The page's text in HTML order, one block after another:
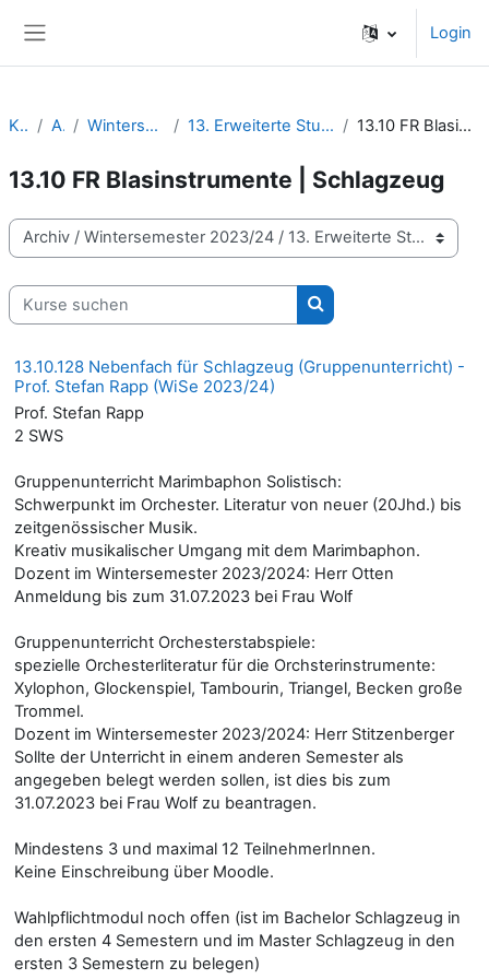
Login
Kurse Archiv Wintersemester 2023/24 13. Erweiterte Studienangebote | Wahlmodule 13.10 FR Blasinstrumente | Schlagzeug
13.10 FR Blasinstrumente | Schlagzeug
Kursbereiche
Kurse suchen
Kurse suchen
13.10.128 Nebenfach für Schlagzeug (Gruppenunterricht) -
Prof. Stefan Rapp (WiSe 2023/24)
Prof. Stefan Rapp
2 SWS
Gruppenunterricht Marimbaphon Solistisch:
Schwerpunkt im Orchester. Literatur von neuer (20Jhd.) bis
zeitgenössischer Musik.
Kreativ musikalischer Umgang mit dem Marimbaphon.
Dozent im Wintersemester 2023/2024: Herr Otten
Anmeldung bis zum 31.07.2023 bei Frau Wolf
Gruppenunterricht Orchesterstabspiele:
spezielle Orchesterliteratur für die Orchsterinstrumente:
Xylophon, Glockenspiel, Tambourin, Triangel, Becken große
Trommel.
Dozent im Wintersemester 2023/2024: Herr Stitzenberger
Sollte der Unterricht in einem anderen Semester als
angegeben belegt werden sollen, ist dies bis zum
31.07.2023 bei Frau Wolf zu beantragen.
Mindestens 3 und maximal 12 TeilnehmerInnen.
Keine Einschreibung über Moodle.
Wahlpflichtmodul noch offen (ist im Bachelor Schlagzeug in
den ersten 4 Semestern und im Master Schlagzeug in den
ersten 3 Semestern zu belegen)